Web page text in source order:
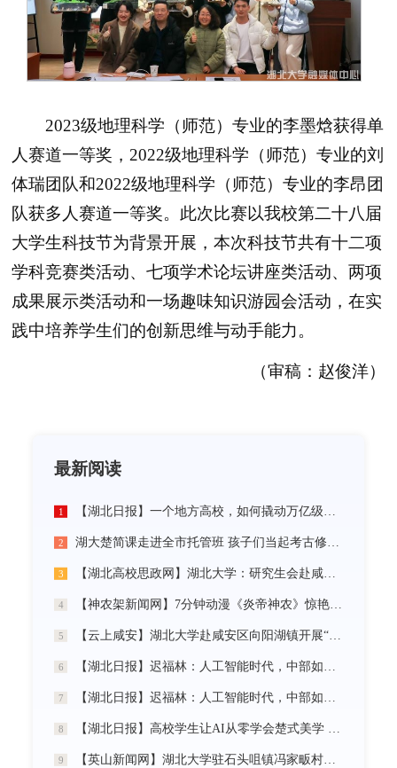
2023级地理科学（师范）专业的李墨焓获得单
人赛道一等奖，2022级地理科学（师范）专业的刘
体瑞团队和2022级地理科学（师范）专业的李昂团
队获多人赛道一等奖。此次比赛以我校第二十八届
大学生科技节为背景开展，本次科技节共有十二项
学科竞赛类活动、七项学术论坛讲座类活动、两项
成果展示类活动和一场趣味知识游园会活动，在实
践中培养学生们的创新思维与动手能力。
（审稿：赵俊洋）
最新阅读
1 【湖北日报】一个地方高校，如何撬动万亿级未来产业
2 湖大楚简课走进全市托管班 孩子们当起考古修复师
3 【湖北高校思政网】湖北大学：研究生会赴咸宁市开展“党建引领三无小区治理”社会实践活动
4 【神农架新闻网】7分钟动漫《炎帝神农》惊艳首发
5 【云上咸安】湖北大学赴咸安区向阳湖镇开展“党建引领农村社区治理”调研服务活动
6 【湖北日报】迟福林：人工智能时代，中部如何走在前？
7 【湖北日报】迟福林：人工智能时代，中部如何走在前？
8 【湖北日报】高校学生让AI从零学会楚式美学 7分钟动漫《炎帝神农》惊艳首发
9 【英山新闻网】湖北大学驻石头咀镇冯家畈村工作队：全力守护人民群众生命财产安全